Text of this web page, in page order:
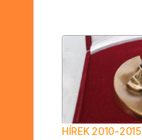
HÍREK 2010-2015